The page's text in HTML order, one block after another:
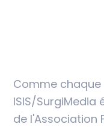
Comme
ISIS/
de l'Association